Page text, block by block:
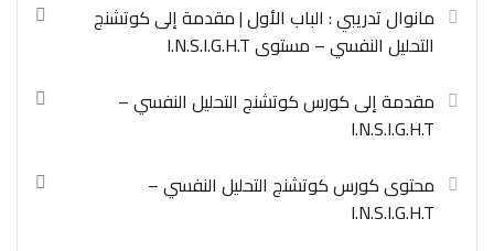
مانوال تدريبي : الباب الأول | مقدمة إلى كوتشنج
التحليل النفسي – مستوى I.N.S.I.G.H.T
مقدمة إلى كورس كوتشنج التحليل النفسي –
I.N.S.I.G.H.T
محتوى كورس كوتشنج التحليل النفسي –
I.N.S.I.G.H.T